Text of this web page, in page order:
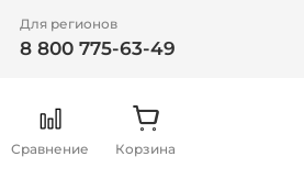
Для регионов
8 800 775-63-49
Сравнение Корзина